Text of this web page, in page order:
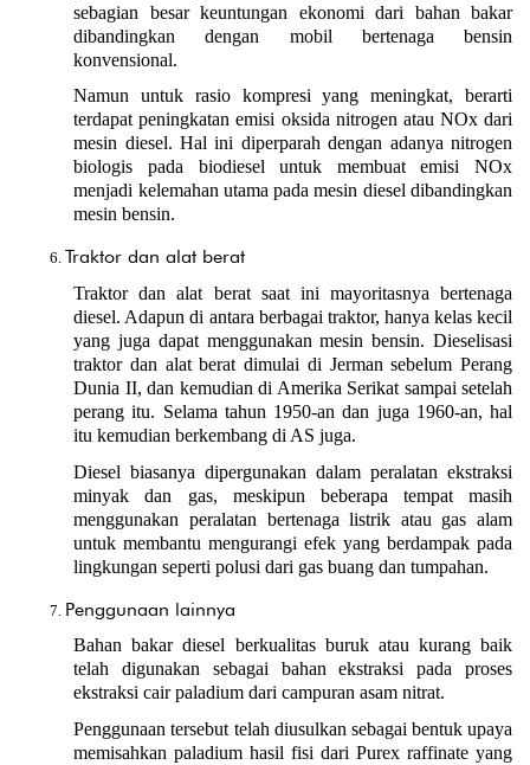
sebagian besar keuntungan ekonomi dari bahan bakar
dibandingkan dengan mobil bertenaga bensin
konvensional.
Namun untuk rasio kompresi yang meningkat, berarti
terdapat peningkatan emisi oksida nitrogen atau NOx dari
mesin diesel. Hal ini diperparah dengan adanya nitrogen
biologis pada biodiesel untuk membuat emisi NOx
menjadi kelemahan utama pada mesin diesel dibandingkan
mesin bensin.
Traktor dan alat berat
Traktor dan alat berat saat ini mayoritasnya bertenaga
diesel. Adapun di antara berbagai traktor, hanya kelas kecil
yang juga dapat menggunakan mesin bensin. Dieselisasi
traktor dan alat berat dimulai di Jerman sebelum Perang
Dunia II, dan kemudian di Amerika Serikat sampai setelah
perang itu. Selama tahun 1950-an dan juga 1960-an, hal
itu kemudian berkembang di AS juga.
Diesel biasanya dipergunakan dalam peralatan ekstraksi
minyak dan gas, meskipun beberapa tempat masih
menggunakan peralatan bertenaga listrik atau gas alam
untuk membantu mengurangi efek yang berdampak pada
lingkungan seperti polusi dari gas buang dan tumpahan.
Penggunaan lainnya
Bahan bakar diesel berkualitas buruk atau kurang baik
telah digunakan sebagai bahan ekstraksi pada proses
ekstraksi cair paladium dari campuran asam nitrat.
Penggunaan tersebut telah diusulkan sebagai bentuk upaya
memisahkan paladium hasil fisi dari Purex raffinate yang